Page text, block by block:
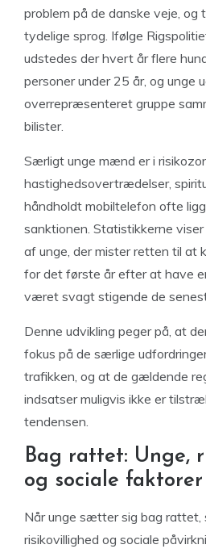
problem på de danske veje, og
tydelige sprog. Ifølge
udstedes der hvert år flere
personer under 25 år, og unge
overrepræsenteret gruppe
bilister.
Særligt unge mænd er i
hastighedsovertrædelser,
håndholdt mobiltelefon ofte
sanktionen. Statistikkerne
af unge, der mister retten til at
for det første år efter at have
været svagt stigende de
Denne udvikling peger på, at
fokus på de særlige
trafikken, og at de gældende
indsatser muligvis ikke er
tendensen.
Bag rattet: Unge,
og sociale faktorer
Når unge sætter sig bag rattet,
risikovillighed og sociale